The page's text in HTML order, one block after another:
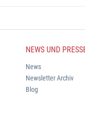
NEWS UND
News
Newsletter Archiv
Blog